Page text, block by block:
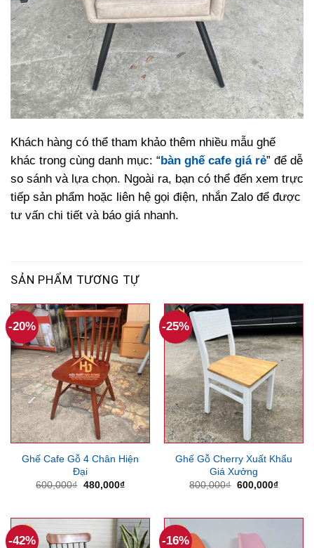
Khách hàng có thể tham khảo thêm nhiều mẫu ghế
khác trong cùng danh mục: “ bàn ghế cafe giá rẻ” để dễ
so sánh và lựa chọn. Ngoài ra, bạn có thể đến xem trực
tiếp sản phẩm hoặc liên hệ gọi điện, nhắn Zalo để được
tư vấn chi tiết và báo giá nhanh.
SẢN PHẨM TƯƠNG TỰ
-20%
Ghế Cafe Gỗ 4 Chân Hiện
Đại
600,000₫ Giá
480,000₫Giá
480,000₫.
-25%
Ghế Gỗ Cherry Xuất Khẩu
Giá Xưởng
800,000₫ Giá
600,000₫Giá
-42% -16%